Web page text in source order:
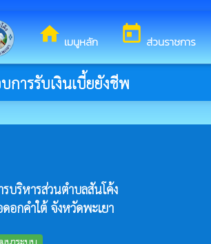
homeเมนูหลัก todayส่วนราชการ
การรับเงินเบี้ยยังชีพ
รบริหารส่วนตำบลสันโค้ง
ดอกคำใต้ จังหวัดพะเยา